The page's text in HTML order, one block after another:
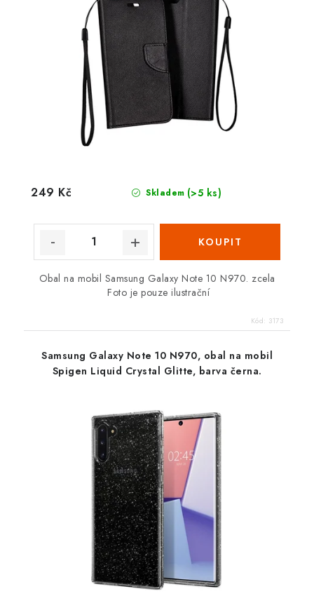
Skladem (>5 ks)
249 Kč
Obal na mobil Samsung Galaxy Note 10 N970. zcela
Foto je pouze ilustrační
Kód: 3173
Samsung Galaxy Note 10 N970, obal na mobil
Spigen Liquid Crystal Glitte, barva černa.